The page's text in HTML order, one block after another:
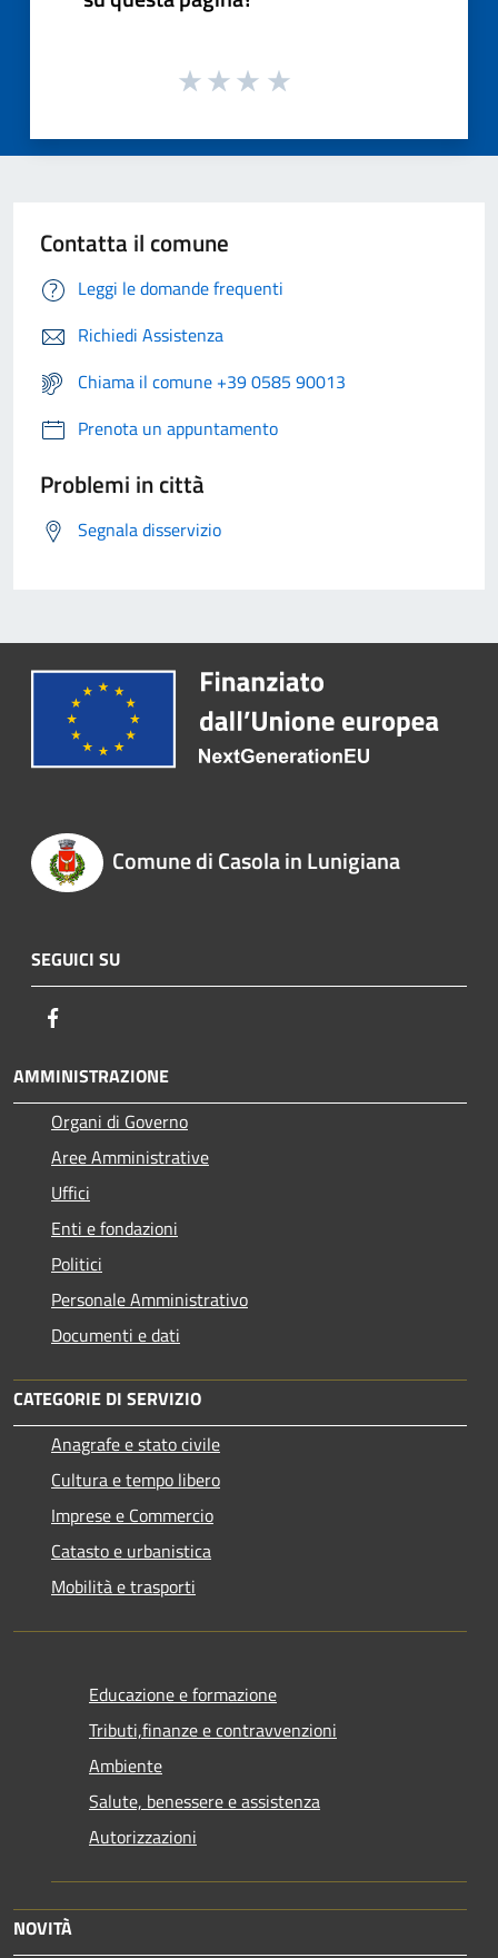
Contatta il comune
Leggi le domande frequenti
Richiedi Assistenza
Chiama il comune +39 0585 90013
Prenota un appuntamento
Problemi in città
Segnala disservizio
Comune di Casola in Lunigiana
SEGUICI SU
AMMINISTRAZIONE
Organi di Governo
Aree Amministrative
Uffici
Enti e fondazioni
Politici
Personale Amministrativo
Documenti e dati
CATEGORIE DI SERVIZIO
Anagrafe e stato civile
Cultura e tempo libero
Imprese e Commercio
Catasto e urbanistica
Mobilità e trasporti
Educazione e formazione
Tributi,finanze e contravvenzioni
Ambiente
Salute, benessere e assistenza
Autorizzazioni
NOVITÀ